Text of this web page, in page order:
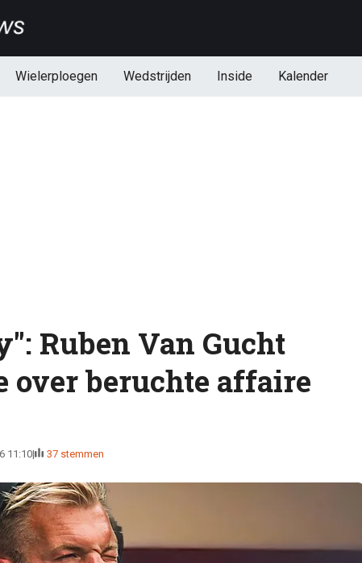
Wielerploegen Wedstrijden Inside Kalender
Ruben Van Gucht
over beruchte affaire
11:10 37 stemmen